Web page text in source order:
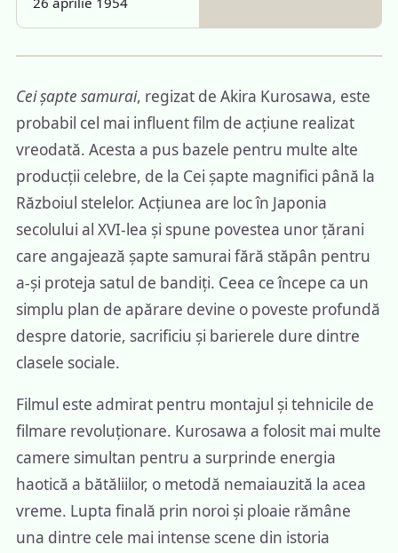
Cei șapte samurai, regizat de Akira Kurosawa, este
probabil cel mai influent film de acțiune realizat
vreodată. Acesta a pus bazele pentru multe alte
producții celebre, de la Cei șapte magnifici până la
Războiul stelelor. Acțiunea are loc în Japonia
secolului al XVI-lea și spune povestea unor țărani
care angajează șapte samurai fără stăpân pentru
a-și proteja satul de bandiți. Ceea ce începe ca un
simplu plan de apărare devine o poveste profundă
despre datorie, sacrificiu și barierele dure dintre
clasele sociale.
Filmul este admirat pentru montajul și tehnicile de
filmare revoluționare. Kurosawa a folosit mai multe
camere simultan pentru a surprinde energia
haotică a bătăliilor, o metodă nemaiauzită la acea
vreme. Lupta finală prin noroi și ploaie rămâne
una dintre cele mai intense scene din istoria